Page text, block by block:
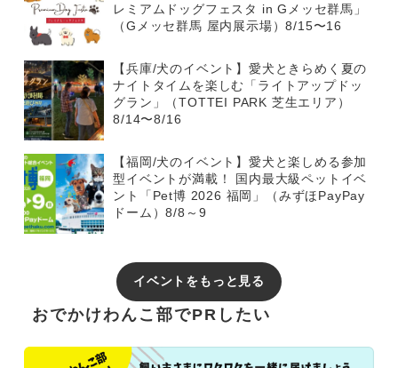
レミアムドッグフェスタ in Gメッセ群馬」
（Gメッセ群馬 屋内展示場）8/15〜16
【兵庫/犬のイベント】愛犬ときらめく夏の
ナイトタイムを楽しむ「ライトアップドッ
グラン」（TOTTEI PARK 芝生エリア）
8/14〜8/16
【福岡/犬のイベント】愛犬と楽しめる参加
型イベントが満載！ 国内最大級ペットイベ
ント「Pet博 2026 福岡」（みずほPayPay
ドーム）8/8～9
イベントをもっと見る
おでかけわんこ部でPRしたい